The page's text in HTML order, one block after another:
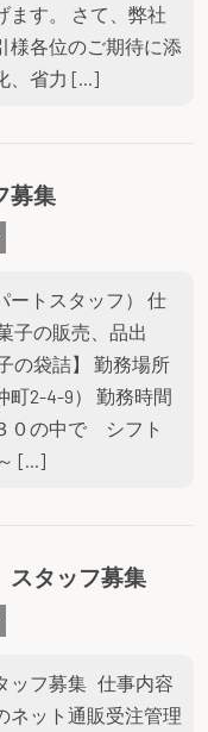
ます。 さて、弊社
様各位のご期待に添
、省力 […]
募集
ートスタッフ） 仕
子の販売、品出
の袋詰】 勤務場所
町2-4-9） 勤務時間
０の中で シフト
[…]
スタッフ募集
ッフ募集 仕事内容
ネット通販受注管理